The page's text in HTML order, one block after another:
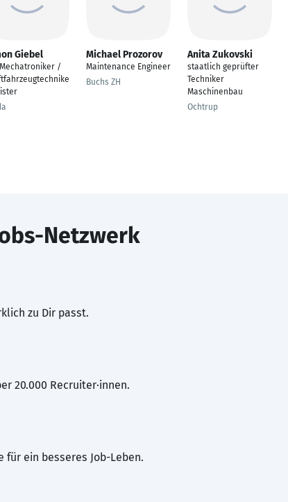
Giebel
/
Michael Prozorov
Maintenance Engineer
Buchs ZH
Anita Zukovski
staatlich geprüfter
Techniker
Maschinenbau
Ochtrup
Netzwerk
zu Dir passt.
20.000 Recruiter·innen.
ein besseres Job-Leben.